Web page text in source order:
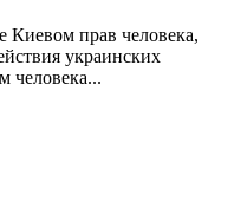
прав человека,
украинских
человека...